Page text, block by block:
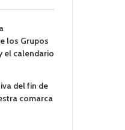
los Grupos
el calendario
del fin de
comarca